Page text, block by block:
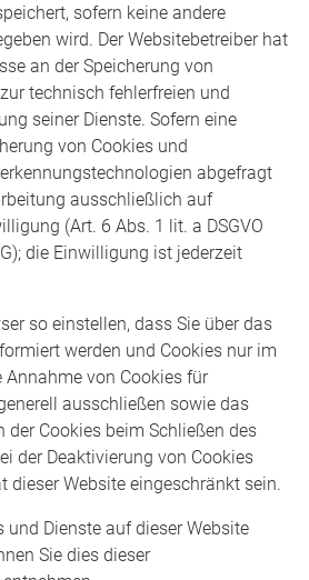
sofern keine andere
wird. Der Websitebetreiber hat
an der Speicherung von
technisch fehlerfreien und
seiner Dienste. Sofern eine
von Cookies und
abgefragt
ausschließlich auf
(Art. 6 Abs. 1 lit. a DSGVO
die Einwilligung ist jederzeit
so einstellen, dass Sie über das
werden und Cookies nur im
Annahme von Cookies für
ausschließen sowie das
Cookies beim Schließen des
der Deaktivierung von Cookies
dieser Website eingeschränkt sein.
und Dienste auf dieser Website
Sie dies dieser